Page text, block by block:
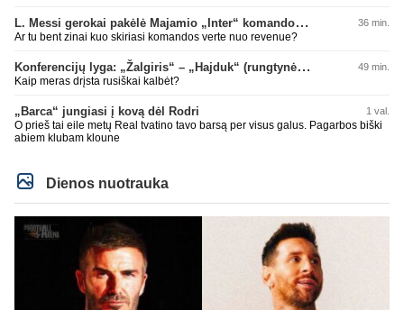
10 metu kitu stebuklingu rungtyniu pries koki kysiniovo metalista
L. Messi gerokai pakėlė Majamio „Inter“ komandos vertę 36 min.
Ar tu bent zinai kuo skiriasi komandos verte nuo revenue?
Konferencijų lyga: „Žalgiris“ – „Hajduk“ (rungtynės tiesiogiai) 49 min.
Kaip meras drįsta rusiškai kalbėt?
„Barca“ jungiasi į kovą dėl Rodri 1 val.
O prieš tai eile metų Real tvatino tavo barsą per visus galus. Pagarbos biški
abiem klubam kloune
Dienos nuotrauka